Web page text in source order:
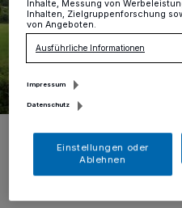
Erkrathern im Fokus.
Inhalte, Messung von
Inhalten, Zielgruppenforschung
von Angeboten.
Ausführliche Informationen
Impressum
Datenschutz
Einstellungen oder
Ablehnen